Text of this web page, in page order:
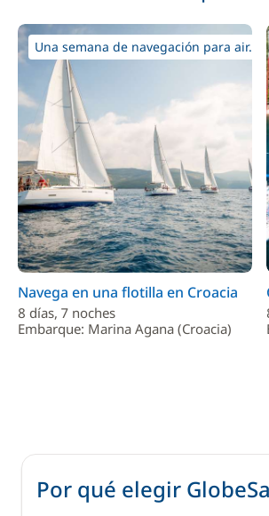
Una semana de navegación para air...
Navega en una flotilla en Croacia
8 días, 7 noches
Embarque: Marina Agana (Croacia)
Por qué elegir